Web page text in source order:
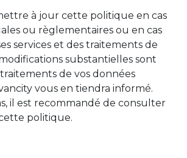
à jour cette politique en cas
ou règlementaires ou en cas
services et des traitements de
substantielles sont
de vos données
vous en tiendra informé.
il est recommandé de consulter
politique.